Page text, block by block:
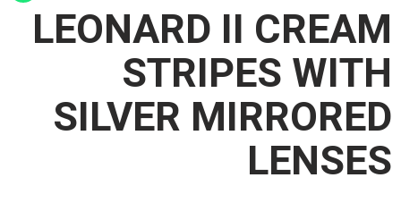
LEONARD II CREAM
STRIPES WITH
SILVER MIRRORED
LENSES